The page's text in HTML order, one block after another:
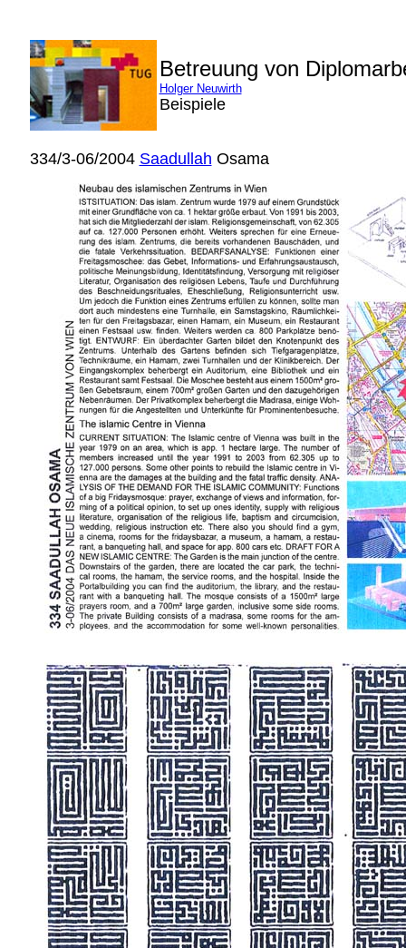
Betreuung von
Holger Neuwirth
Beispiele
334/3-06/2004 Saadullah Osama